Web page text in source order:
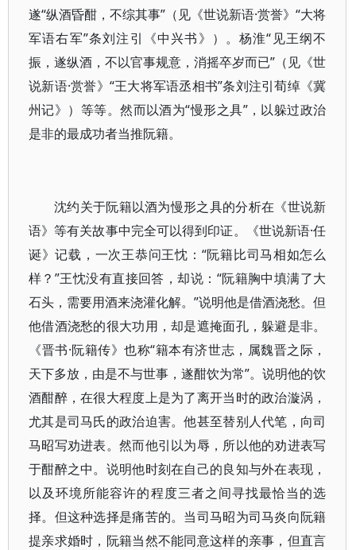
遂“纵酒昏酣，不综其事”（见《世说新语·赏誉》“大将
军语右军”条刘注引《中兴书》）。杨淮“见王纲不
振，遂纵酒，不以官事规意，消摇卒岁而已”（见《世
说新语·赏誉》“王大将军语丞相书”条刘注引荀绰《冀
州记》）等等。然而以酒为“慢形之具”，以躲过政治
是非的最成功者当推阮籍。
沈约关于阮籍以酒为慢形之具的分析在《世说新
语》等有关故事中完全可以得到印证。《世说新语·任
诞》记载，一次王恭问王忱：“阮籍比司马相如怎么
样？”王忱没有直接回答，却说：“阮籍胸中填满了大
石头，需要用酒来浇灌化解。”说明他是借酒浇愁。但
他借酒浇愁的很大功用，却是遮掩面孔，躲避是非。
《晋书·阮籍传》也称“籍本有济世志，属魏晋之际，
天下多放，由是不与世事，遂酣饮为常”。说明他的饮
酒酣醉，在很大程度上是为了离开当时的政治漩涡，
尤其是司马氏的政治迫害。他甚至替别人代笔，向司
马昭写劝进表。然而他引以为辱，所以他的劝进表写
于酣醉之中。说明他时刻在自己的良知与外在表现，
以及环境所能容许的程度三者之间寻找最恰当的选
择。但这种选择是痛苦的。当司马昭为司马炎向阮籍
提亲求婚时，阮籍当然不能同意这样的亲事，但直言